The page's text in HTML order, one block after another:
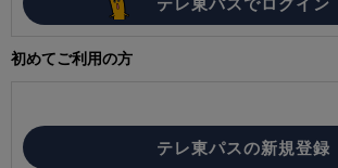
初めてご利用の方